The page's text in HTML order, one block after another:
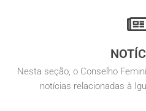
Nesta seção, o Conselho
notícias relacionadas à